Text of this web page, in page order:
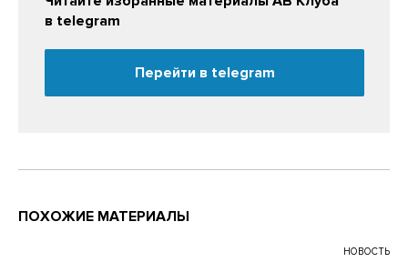
в telegram
Перейти в telegram
ПОХОЖИЕ МАТЕРИАЛЫ
НОВОСТЬ